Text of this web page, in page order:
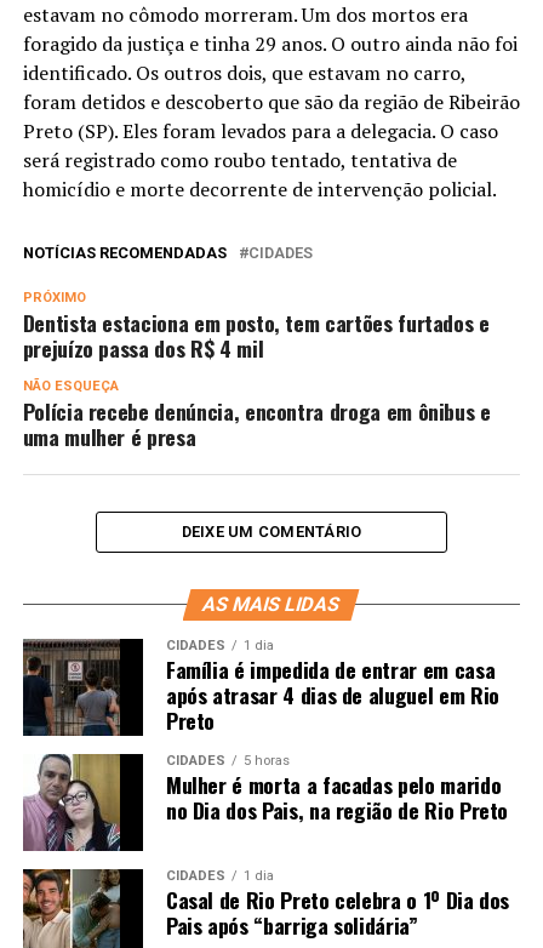
estavam no cômodo morreram. Um dos mortos era
foragido da justiça e tinha 29 anos. O outro ainda não foi
identificado. Os outros dois, que estavam no carro,
foram detidos e descoberto que são da região de Ribeirão
Preto (SP). Eles foram levados para a delegacia. O caso
será registrado como roubo tentado, tentativa de
homicídio e morte decorrente de intervenção policial.
NOTÍCIAS RECOMENDADAS CIDADES
PRÓXIMO
Dentista estaciona em posto, tem cartões furtados e
prejuízo passa dos R$ 4 mil
NÃO ESQUEÇA
Polícia recebe denúncia, encontra droga em ônibus e
uma mulher é presa
DEIXE UM COMENTÁRIO
AS MAIS LIDAS
CIDADES 1 dia
Família é impedida de entrar em casa
após atrasar 4 dias de aluguel em Rio
Preto
CIDADES 5 horas
Mulher é morta a facadas pelo marido
no Dia dos Pais, na região de Rio Preto
CIDADES 1 dia
Casal de Rio Preto celebra o 1º Dia dos
Pais após “barriga solidária”